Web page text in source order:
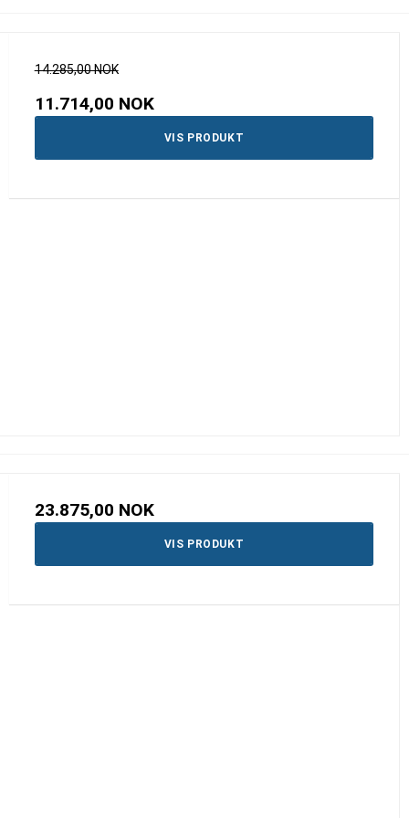
14.285,00 NOK
11.714,00 NOK
VIS PRODUKT
23.875,00 NOK
VIS PRODUKT